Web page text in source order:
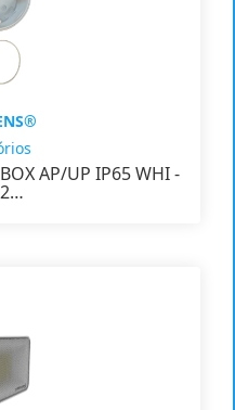
AP/UP IP65 WHI -